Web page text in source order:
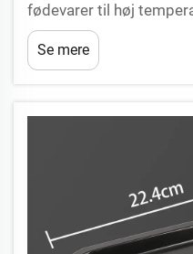
fødevarer til høj
standarden inden for
temperatur og tilbyder
og strukturel integritet,
Se mere